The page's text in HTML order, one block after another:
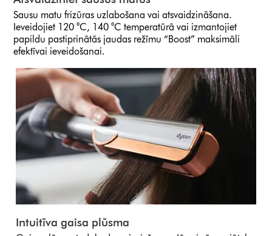
Sausu matu frizūras uzlabošana vai atsvaidzināšana.
Ieveidojiet 120 °C, 140 °C temperatūrā vai izmantojiet
papildu pastiprinātās jaudas režīmu “Boost” maksimāli
efektīvai ieveidošanai.
Intuitīva gaisa plūsma